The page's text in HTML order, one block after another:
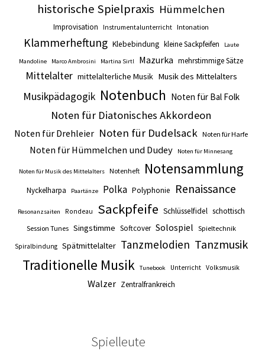
historische Spielpraxis Hümmelchen
Improvisation Instrumentalunterricht Intonation
Klammerheftung Klebebindung kleine Sackpfeifen Laute
Mandoline Marco Ambrosini Martina Sirtl Mazurka mehrstimmige Sätze
Mittelalter mittelalterliche Musik Musik des Mittelalters
Musikpädagogik Notenbuch Noten für Bal Folk
Noten für Diatonisches Akkordeon
Noten für Drehleier Noten für Dudelsack Noten für Harfe
Noten für Hümmelchen und Dudey Noten für Minnesang
Noten für Musik des Mittelalters Notenheft Notensammlung
Nyckelharpa Paartänze Polka Polyphonie Renaissance
Resonanzsaiten Rondeau Sackpfeife Schlüsselfidel schottisch
Session Tunes Singstimme Softcover Solospiel Spieltechnik
Spiralbindung Spätmittelalter Tanzmelodien Tanzmusik
Traditionelle Musik Tunebook Unterricht Volksmusik
Walzer Zentralfrankreich
Spielleute